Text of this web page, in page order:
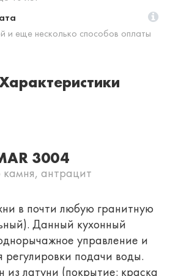
и еще несколько способов оплаты
3004
камня, антрацит
в почти любую гранитную
Данный кухонный
управление и
регулировки подачи воды.
из латуни (покрытие: краска